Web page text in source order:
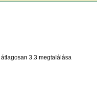
3.3 megtalálása